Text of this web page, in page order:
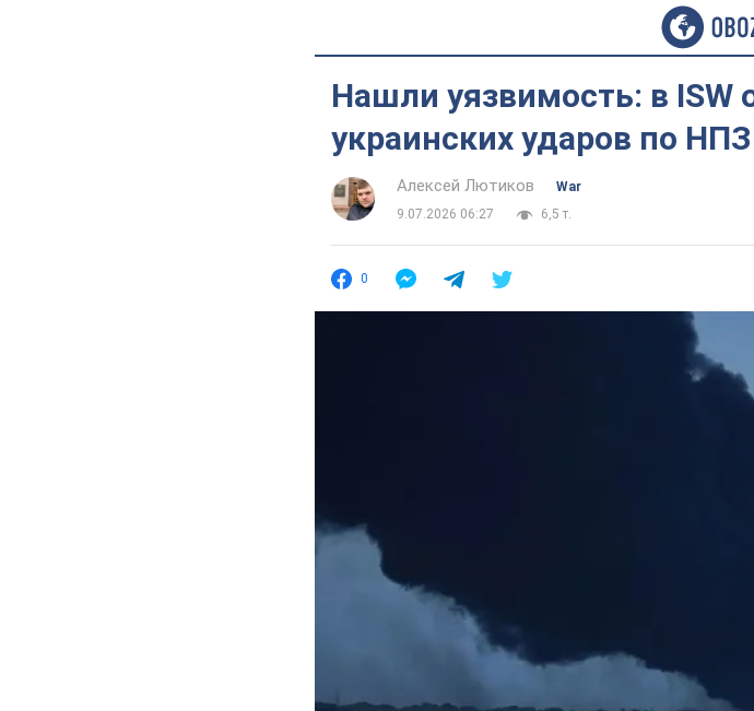
Нашли уязвимость: в ISW
украинских ударов по
Алексей Лютиков
War
9.07.2026 06:27
6,5 т.
0